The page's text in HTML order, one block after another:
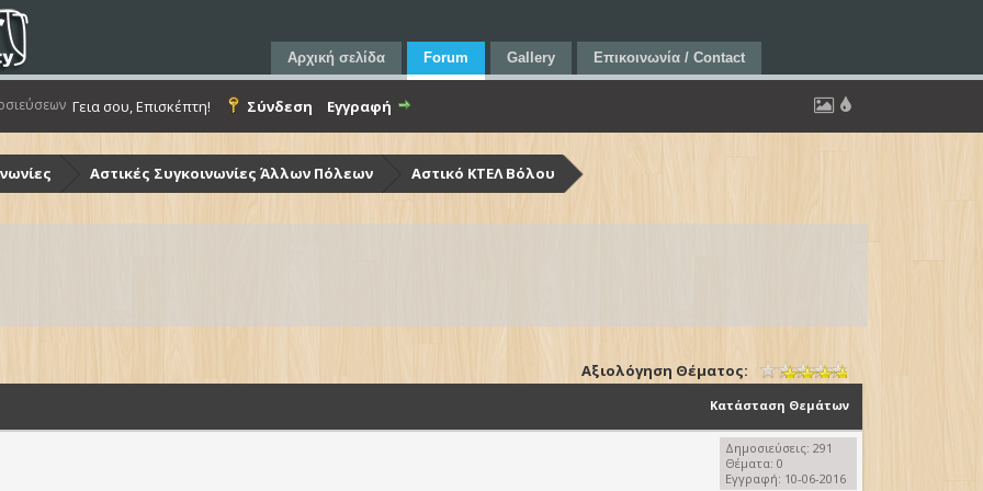
Αρχική σελίδα Forum Gallery Επικοινωνία / Contact
Γεια σου, Επισκέπτη! Σύνδεση Εγγραφή
Αστικές Συγκοινωνίες Άλλων Πόλεων Αστικό ΚΤΕΛ Βόλου
Αξιολόγηση Θέματος:
Κατάσταση Θεμάτων
Δημοσιεύσεις: 291
Θέματα: 0
Εγγραφή: 10-06-2016